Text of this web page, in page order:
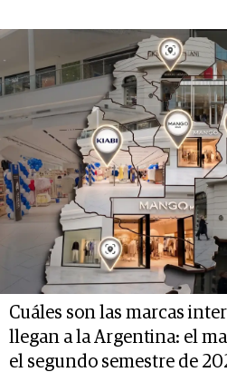
Cuáles son las marcas
llegan a la Argentina: el
el segundo semestre de